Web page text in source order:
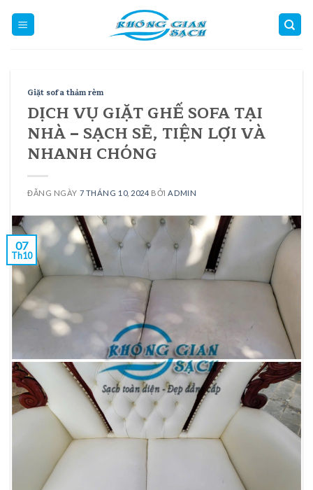
Giặt sofa thảm rèm
DỊCH VỤ GIẶT GHẾ SOFA TẠI
NHÀ – SẠCH SẼ, TIỆN LỢI VÀ
NHANH CHÓNG
ĐĂNG NGÀY 7 THÁNG 10, 2024 BỞI ADMIN
07
Th10